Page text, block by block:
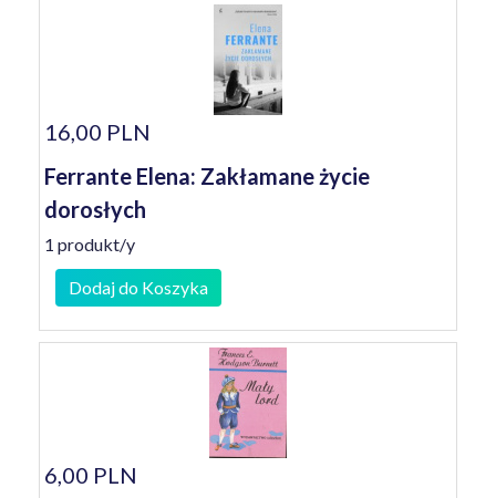
16,00 PLN
Ferrante Elena: Zakłamane życie
dorosłych
1 produkt/y
Dodaj do Koszyka
6,00 PLN